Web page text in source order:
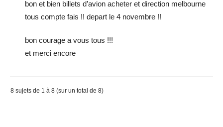
bon et bien billets d’avion acheter et direction melbourne
tous compte fais !! depart le 4 novembre !!
bon courage a vous tous !!!
et merci encore
8 sujets de 1 à 8 (sur un total de 8)